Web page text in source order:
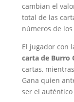
cambian el
total de las
números de
El jugador con
carta de Burro
cartas,
Gana quien
ser el